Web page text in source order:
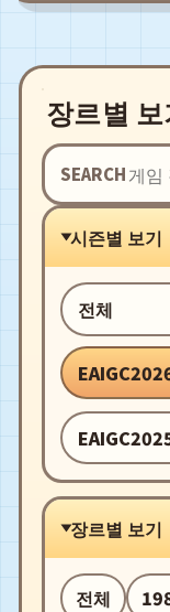
고 저마다의 개성을
을 되찾자!
장르별 보
SEARCH
시즌별 보기
전체
장르별 보기
전체